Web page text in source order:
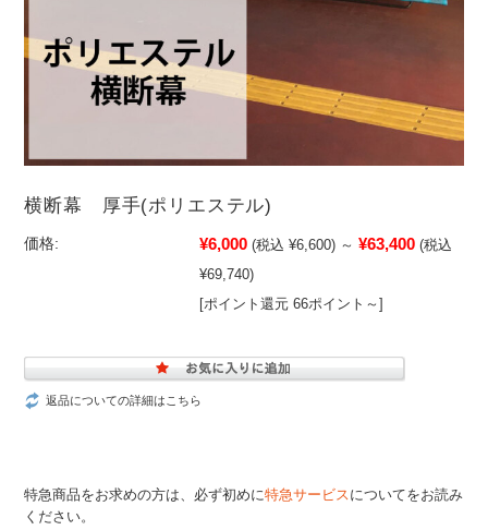
横断幕 厚手(ポリエステル)
価格: ¥6,000 (税込 ¥6,600) ～ ¥63,400 (税込
¥69,740)
[ポイント還元 66ポイント～]
返品についての詳細はこちら
特急商品をお求めの方は、必ず初めに特急サービスについてをお読み
ください。